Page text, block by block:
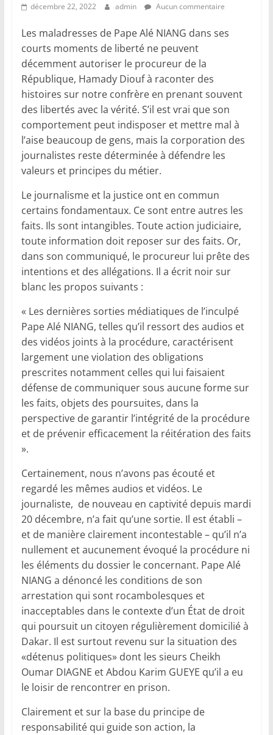
décembre 22, 2022 admin Aucun commentaire
Les maladresses de Pape Alé NIANG dans ses
courts moments de liberté ne peuvent
décemment autoriser le procureur de la
République, Hamady Diouf à raconter des
histoires sur notre confrère en prenant souvent
des libertés avec la vérité. S’il est vrai que son
comportement peut indisposer et mettre mal à
l’aise beaucoup de gens, mais la corporation des
journalistes reste déterminée à défendre les
valeurs et principes du métier.
Le journalisme et la justice ont en commun
certains fondamentaux. Ce sont entre autres les
faits. Ils sont intangibles. Toute action judiciaire,
toute information doit reposer sur des faits. Or,
dans son communiqué, le procureur lui prête des
intentions et des allégations. Il a écrit noir sur
blanc les propos suivants :
« Les dernières sorties médiatiques de l’inculpé
Pape Alé NIANG, telles qu’il ressort des audios et
des vidéos joints à la procédure, caractérisent
largement une violation des obligations
prescrites notamment celles qui lui faisaient
défense de communiquer sous aucune forme sur
les faits, objets des poursuites, dans la
perspective de garantir l’intégrité de la procédure
et de prévenir efficacement la réitération des faits
».
Certainement, nous n’avons pas écouté et
regardé les mêmes audios et vidéos. Le
journaliste, de nouveau en captivité depuis mardi
20 décembre, n’a fait qu’une sortie. Il est établi –
et de manière clairement incontestable – qu’il n’a
nullement et aucunement évoqué la procédure ni
les éléments du dossier le concernant. Pape Alé
NIANG a dénoncé les conditions de son
arrestation qui sont rocambolesques et
inacceptables dans le contexte d’un État de droit
qui poursuit un citoyen régulièrement domicilié à
Dakar. Il est surtout revenu sur la situation des
«détenus politiques» dont les sieurs Cheikh
Oumar DIAGNE et Abdou Karim GUEYE qu’il a eu
le loisir de rencontrer en prison.
Clairement et sur la base du principe de
responsabilité qui guide son action, la